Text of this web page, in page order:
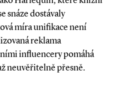
snáze dostávaly
míra unifikace není
reklama
influencery pomáhá
neuvěřitelně přesně.